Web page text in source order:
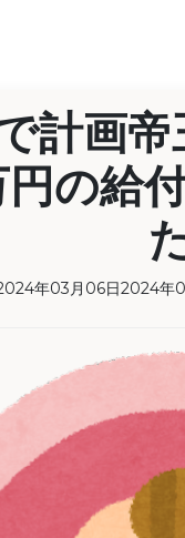
計画
円の給
年03月06日2024年